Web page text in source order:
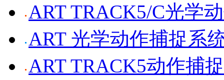
ART TRACK5/C光学
ART 光学动作捕捉系
ART TRACK5动作捕